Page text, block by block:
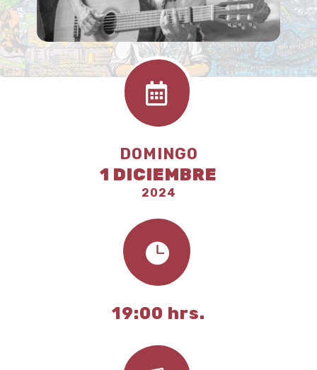

DOMINGO
1 DICIEMBRE
2024

19:00 hrs.